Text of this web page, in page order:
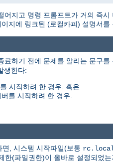
지고 명령 프롬프트가 거의 즉
지에 링크된 (로컬카피) 설명서를
료하기 전에 문제를 알리는 문구를
생한다:
시작하려 한 경우. 혹은
를 시작하려 한 경우.
, 시스템 시작파일(보통
(파일권한)이 올바로 설정되었